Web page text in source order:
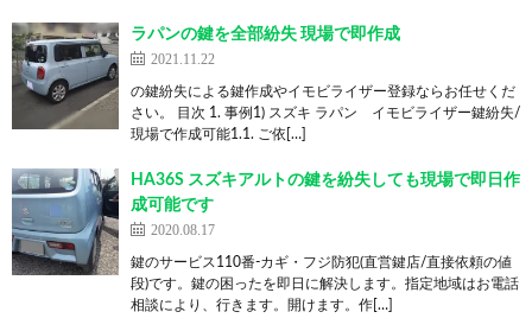
ラパンの鍵を全部紛失 現場で即作成
2021.11.22
の鍵紛失による鍵作成やイモビライザー登録ならお任せくだ
さい。 目次 1. 事例1) スズキ ラパン イモビライザー鍵紛失/
現場で作成可能1.1. ご依[…]
HA36S スズキアルトの鍵を紛失しても現場で即日作
成可能です
2020.08.17
鍵のサービス110番-カギ・フジ防犯(直営鍵店/直接依頼の値
段)です。鍵の困ったを即日に解決します。指定地域はお電話
相談により、行きます。開けます。作[…]